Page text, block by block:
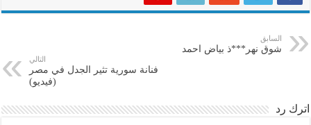
السابق
شوق نهر***ذ بياض احمد
التالي
فنانة سورية تثير الجدل في مصر
(فيديو)
اترك رد